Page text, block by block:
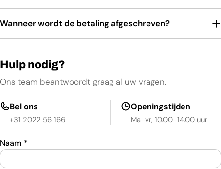
Wanneer wordt de betaling afgeschreven?
Hulp nodig?
Ons team beantwoordt graag al uw vragen.
Bel ons
+31 2022 56 166
Openingstijden
Ma–vr, 10.00–14.00 uur
Naam *